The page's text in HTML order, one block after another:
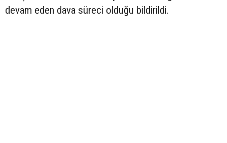
devam eden dava süreci olduğu bildirildi.